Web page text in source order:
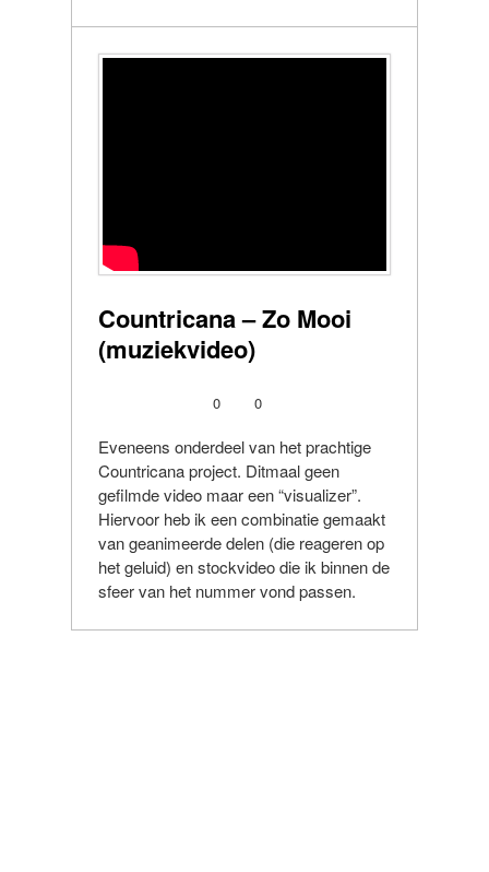
Countricana – Zo Mooi
(muziekvideo)
0 0
Eveneens onderdeel van het prachtige
Countricana project. Ditmaal geen
gefilmde video maar een “visualizer”.
Hiervoor heb ik een combinatie gemaakt
van geanimeerde delen (die reageren op
het geluid) en stockvideo die ik binnen de
sfeer van het nummer vond passen.